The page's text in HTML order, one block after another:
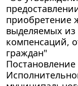
приобретение
выделяемых
компенсаций,
граждан"